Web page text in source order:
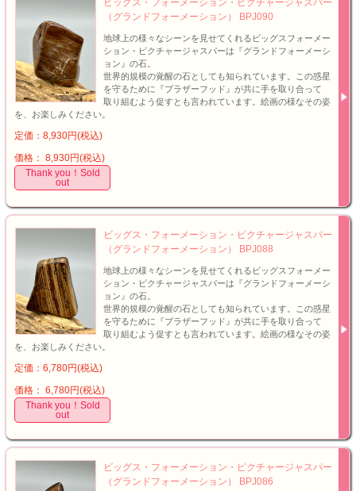
ビッグス・フォーメーション・ピクチャージャスパー
（グランドフォーメーション） BPJ090
地球上の様々なシーンを見せてくれるビッグスフォーメー
ション・ピクチャージャスパーは『グランドフォーメーシ
ョン』の石。
世界的規模の覚醒の石としても知られています。この惑星
を守るために『ブラザーフッド』が共に手を取り合って
取り組むよう促すとも言われています。絵画の様なその姿
を、お楽しみください。
定価：8,930円(税込)
価格： 8,930円(税込)
Thank you！Sold
out
ビッグス・フォーメーション・ピクチャージャスパー
（グランドフォーメーション） BPJ088
地球上の様々なシーンを見せてくれるビッグスフォーメー
ション・ピクチャージャスパーは『グランドフォーメーシ
ョン』の石。
世界的規模の覚醒の石としても知られています。この惑星
を守るために『ブラザーフッド』が共に手を取り合って
取り組むよう促すとも言われています。絵画の様なその姿
を、お楽しみください。
定価：6,780円(税込)
価格： 6,780円(税込)
Thank you！Sold
out
ビッグス・フォーメーション・ピクチャージャスパー
（グランドフォーメーション） BPJ086